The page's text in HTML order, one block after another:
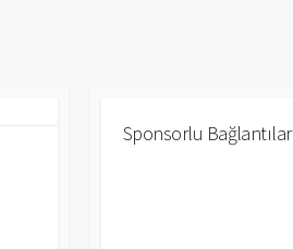
Sponsorlu Bağlantılar